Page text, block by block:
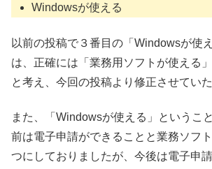
Windowsが使える
以前の投稿で３番目の「Windowsが使
は、正確には「業務用ソフトが使える
と考え、今回の投稿より修正させていた
また、「Windowsが使える」というこ
前は電子申請ができることと業務ソフ
つにしておりましたが、今後は電子申